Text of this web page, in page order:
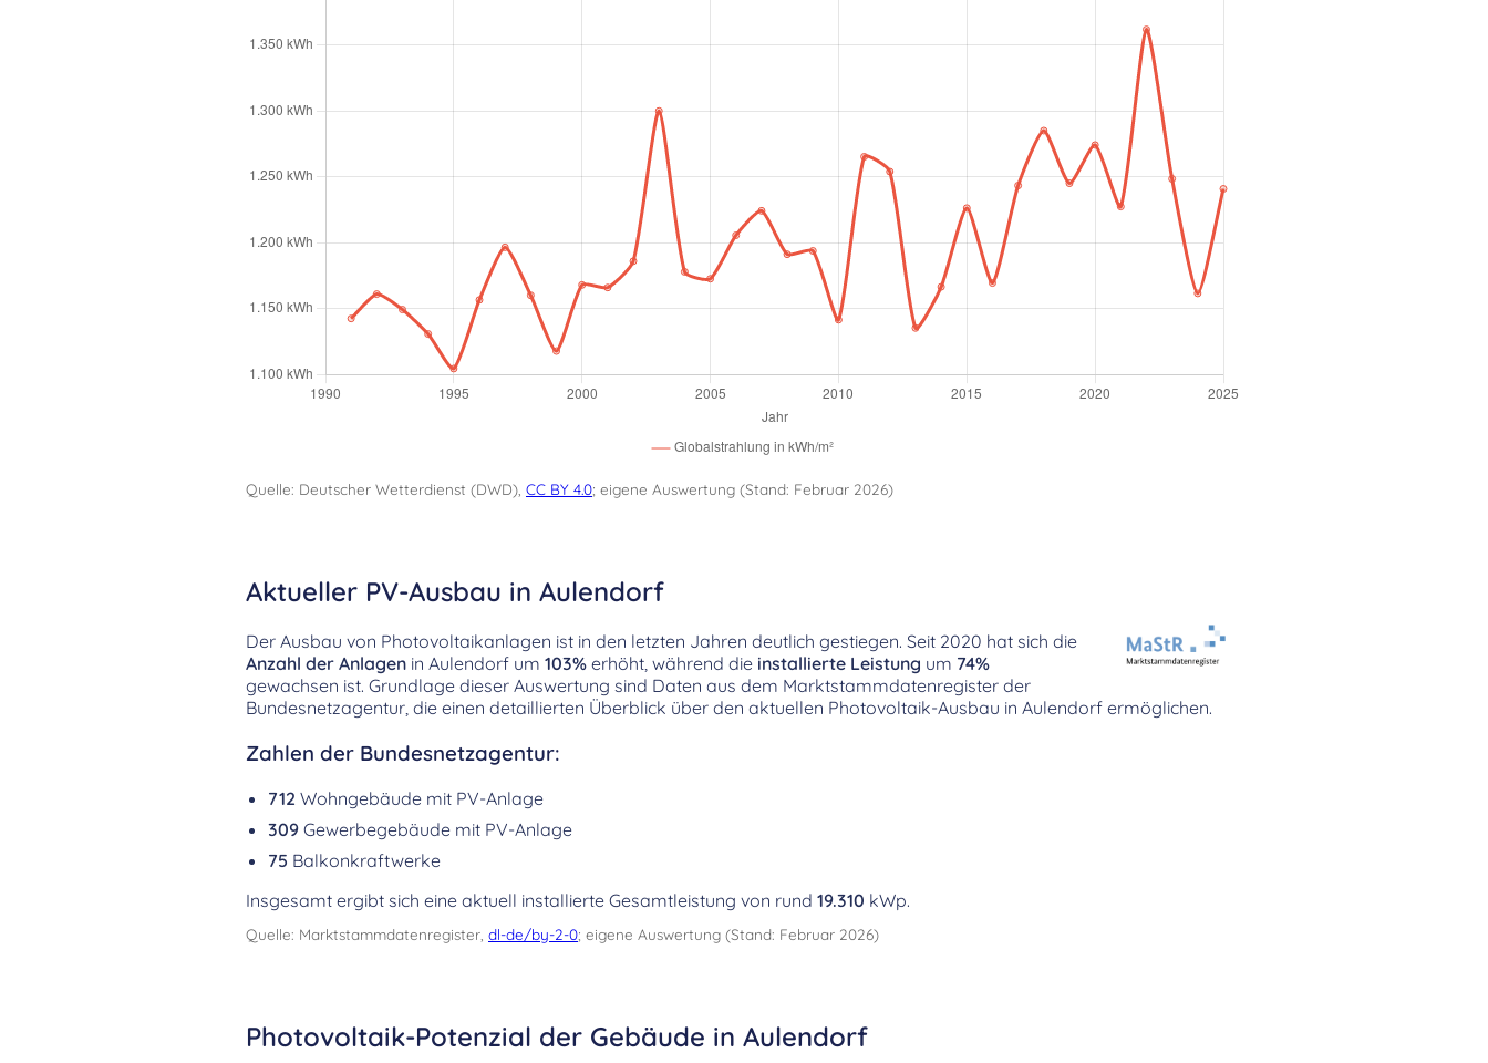
Quelle: Deutscher Wetterdienst (DWD), CC BY 4.0; eigene Auswertung (Stand: Februar 2026)
Aktueller PV-Ausbau in Aulendorf
Der Ausbau von Photovoltaikanlagen ist in den letzten Jahren deutlich gestiegen. Seit 2020 hat sich die
Anzahl der Anlagen in Aulendorf um 103% erhöht, während die installierte Leistung um 74%
gewachsen ist. Grundlage dieser Auswertung sind Daten aus dem Marktstammdatenregister der
Bundesnetzagentur, die einen detaillierten Überblick über den aktuellen Photovoltaik-Ausbau in Aulendorf ermöglichen.
Zahlen der Bundesnetzagentur:
712 Wohngebäude mit PV-Anlage
309 Gewerbegebäude mit PV-Anlage
75 Balkonkraftwerke
Insgesamt ergibt sich eine aktuell installierte Gesamtleistung von rund 19.310 kWp.
Quelle: Marktstammdatenregister, dl-de/by-2-0; eigene Auswertung (Stand: Februar 2026)
Photovoltaik-Potenzial der Gebäude in Aulendorf